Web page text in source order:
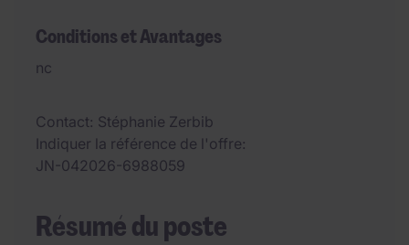
Conditions et Avantages
nc
Contact Stéphanie Zerbib
Indiquer la référence de l'offre
JN-042026-6988059
Résumé du poste